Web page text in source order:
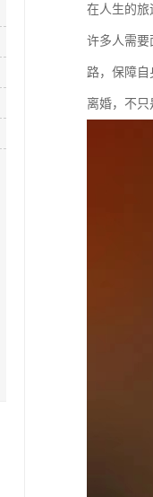
在人生的旅
许多人需要
路，保障自
离婚，不